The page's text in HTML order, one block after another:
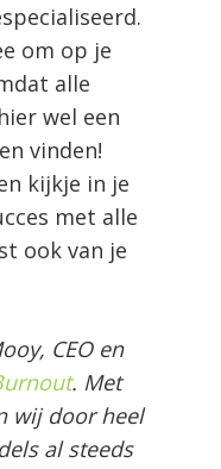
om op je
alle
wel een
vinden!
kijkje in je
met alle
ook van je
CEO en
. Met
wij door heel
al steeds